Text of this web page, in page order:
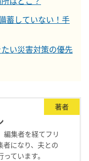
蓄していない！手
い災害対策の優先
著者
編集者を経てフリ
者になり、夫との
ています。